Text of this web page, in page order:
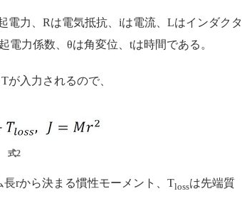
電力、Rは電気抵抗、iは電流、Lはインダクタ
電力係数、θは角変位、tは時間である。
入力されるので、
式2
rから決まる慣性モーメント、Tlossは先端質